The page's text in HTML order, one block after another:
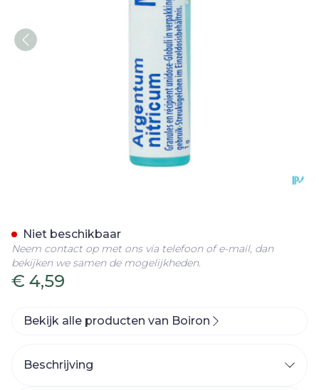
€ 4,59
Niet beschikbaar
Neem contact op met ons via telefoon of e-mail, dan
bekijken we samen de mogelijkheden.
Bekijk alle producten van Boiron
Beschrijving